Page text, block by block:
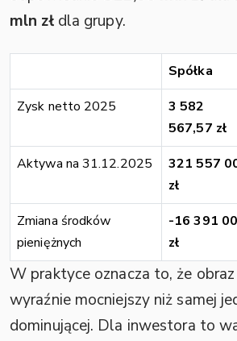
mln złdla grupy.
Spółka
Zysk netto 2025
3 582
567,57 zł
Aktywa na 31.12.2025
321 557
zł
Zmiana środków
pieniężnych
-16 391
zł
W praktyce oznacza to, że
wyraźnie mocniejszy niż samej
dominującej. Dla inwestora to